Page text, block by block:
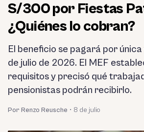
S/300 por Fiestas
¿Quiénes lo cobran?
El beneficio se pagará por única
de julio de 2026. El MEF
requisitos y precisó qué
pensionistas podrán recibirlo.
Por Renzo Reusche • 8 de julio